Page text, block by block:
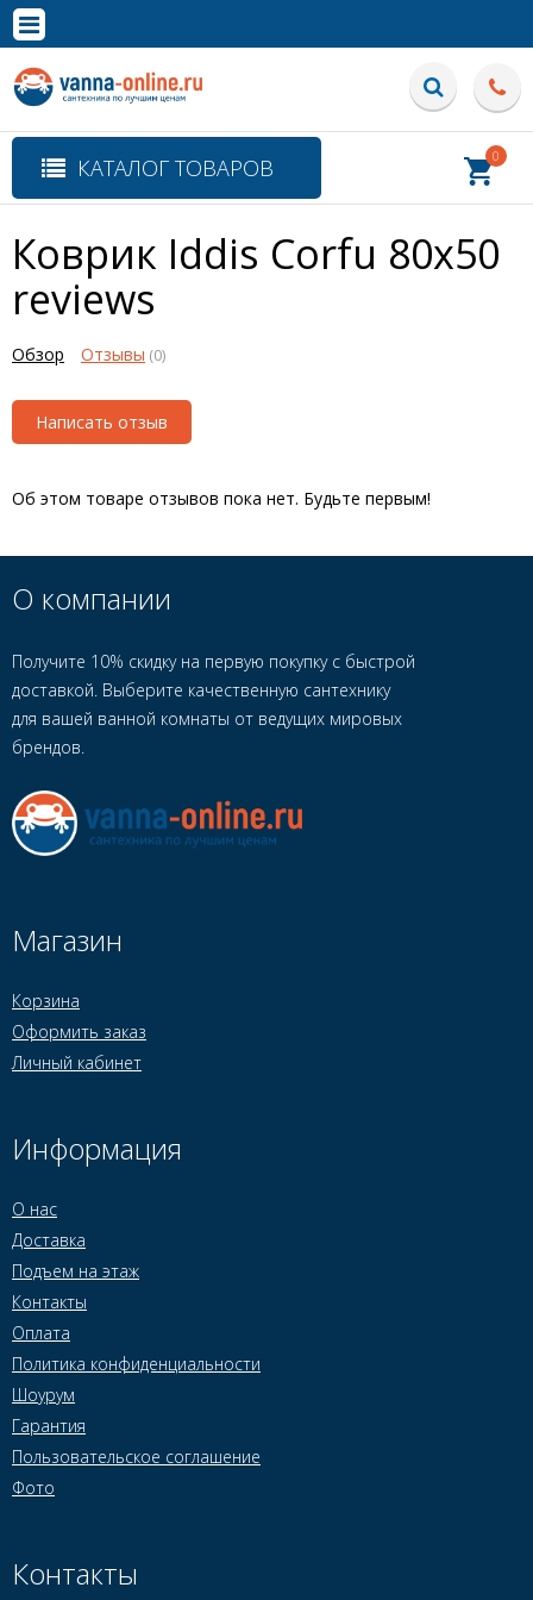
Полная версия сайта
КАТАЛОГ ТОВАРОВ 0
Коврик Iddis Corfu 80х50
reviews
Обзор Отзывы (0)
Написать отзыв
Об этом товаре отзывов пока нет. Будьте первым!
О компании
Получите 10% скидку на первую покупку с быстрой
доставкой. Выберите качественную сантехнику
для вашей ванной комнаты от ведущих мировых
брендов.
Магазин
Корзина
Оформить заказ
Личный кабинет
Информация
О нас
Доставка
Подъем на этаж
Контакты
Оплата
Политика конфиденциальности
Шоурум
Гарантия
Пользовательское соглашение
Фото
Контакты